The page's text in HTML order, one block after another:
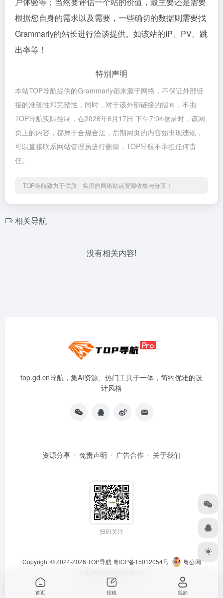
根据您自身的需求以及需要，一些确切的数据则需要找
Grammarly的站长进行洽谈提供。如该站的IP、PV、跳
出率等！
特别声明
本站TOP导航提供的Grammarly都来源于网络，不保证外部链
接的准确性和完整性，同时，对于该外部链接的指向，不由
TOP导航实际控制，在2026年6月17日 下午7:04收录时，该网
页上的内容，都属于合规合法，后期网页的内容如出现违规，
可以直接联系网站管理员进行删除，TOP导航不承担任何责
任。
TOP导航致力于优质、实用的网络站点资源收集与分享！
相关导航
没有相关内容!
top.gd.cn导航，集AI资源、热门工具于一体，简约优雅的设
计风格
资源分享 免责声明 广告合作 关于我们
扫码关注
Copyright © 2024-2026 TOP导航 粤ICP备15012054号
粤公网
首页 投稿 我的